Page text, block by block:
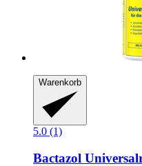
Warenkorb
5.0 (1)
Bactazol